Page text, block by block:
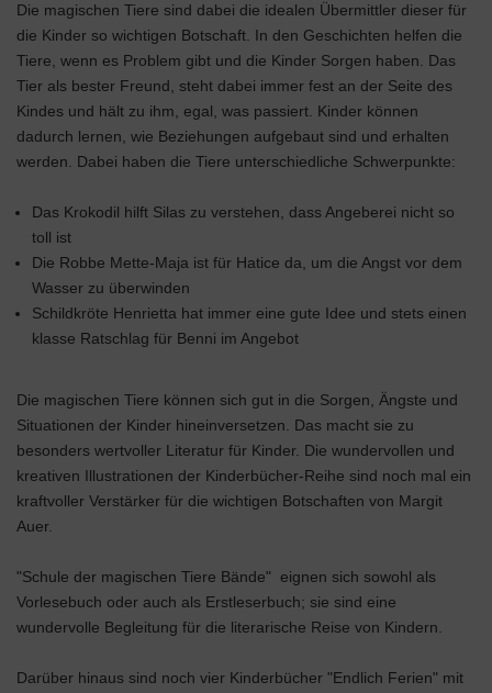
Die magischen Tiere sind dabei die idealen Übermittler dieser für
die Kinder so wichtigen Botschaft. In den Geschichten helfen die
Tiere, wenn es Problem gibt und die Kinder Sorgen haben. Das
Tier als bester Freund, steht dabei immer fest an der Seite des
Kindes und hält zu ihm, egal, was passiert. Kinder können
dadurch lernen, wie Beziehungen aufgebaut sind und erhalten
werden. Dabei haben die Tiere unterschiedliche Schwerpunkte:
Das Krokodil hilft Silas zu verstehen, dass Angeberei nicht so
toll ist
Die Robbe Mette-Maja ist für Hatice da, um die Angst vor dem
Wasser zu überwinden
Schildkröte Henrietta hat immer eine gute Idee und stets einen
klasse Ratschlag für Benni im Angebot
Die magischen Tiere können sich gut in die Sorgen, Ängste und
Situationen der Kinder hineinversetzen. Das macht sie zu
besonders wertvoller Literatur für Kinder. Die wundervollen und
kreativen Illustrationen der Kinderbücher-Reihe sind noch mal ein
kraftvoller Verstärker für die wichtigen Botschaften von Margit
Auer.
"Schule der magischen Tiere Bände" eignen sich sowohl als
Vorlesebuch oder auch als Erstleserbuch; sie sind eine
wundervolle Begleitung für die literarische Reise von Kindern.
Darüber hinaus sind noch vier Kinderbücher "Endlich Ferien" mit